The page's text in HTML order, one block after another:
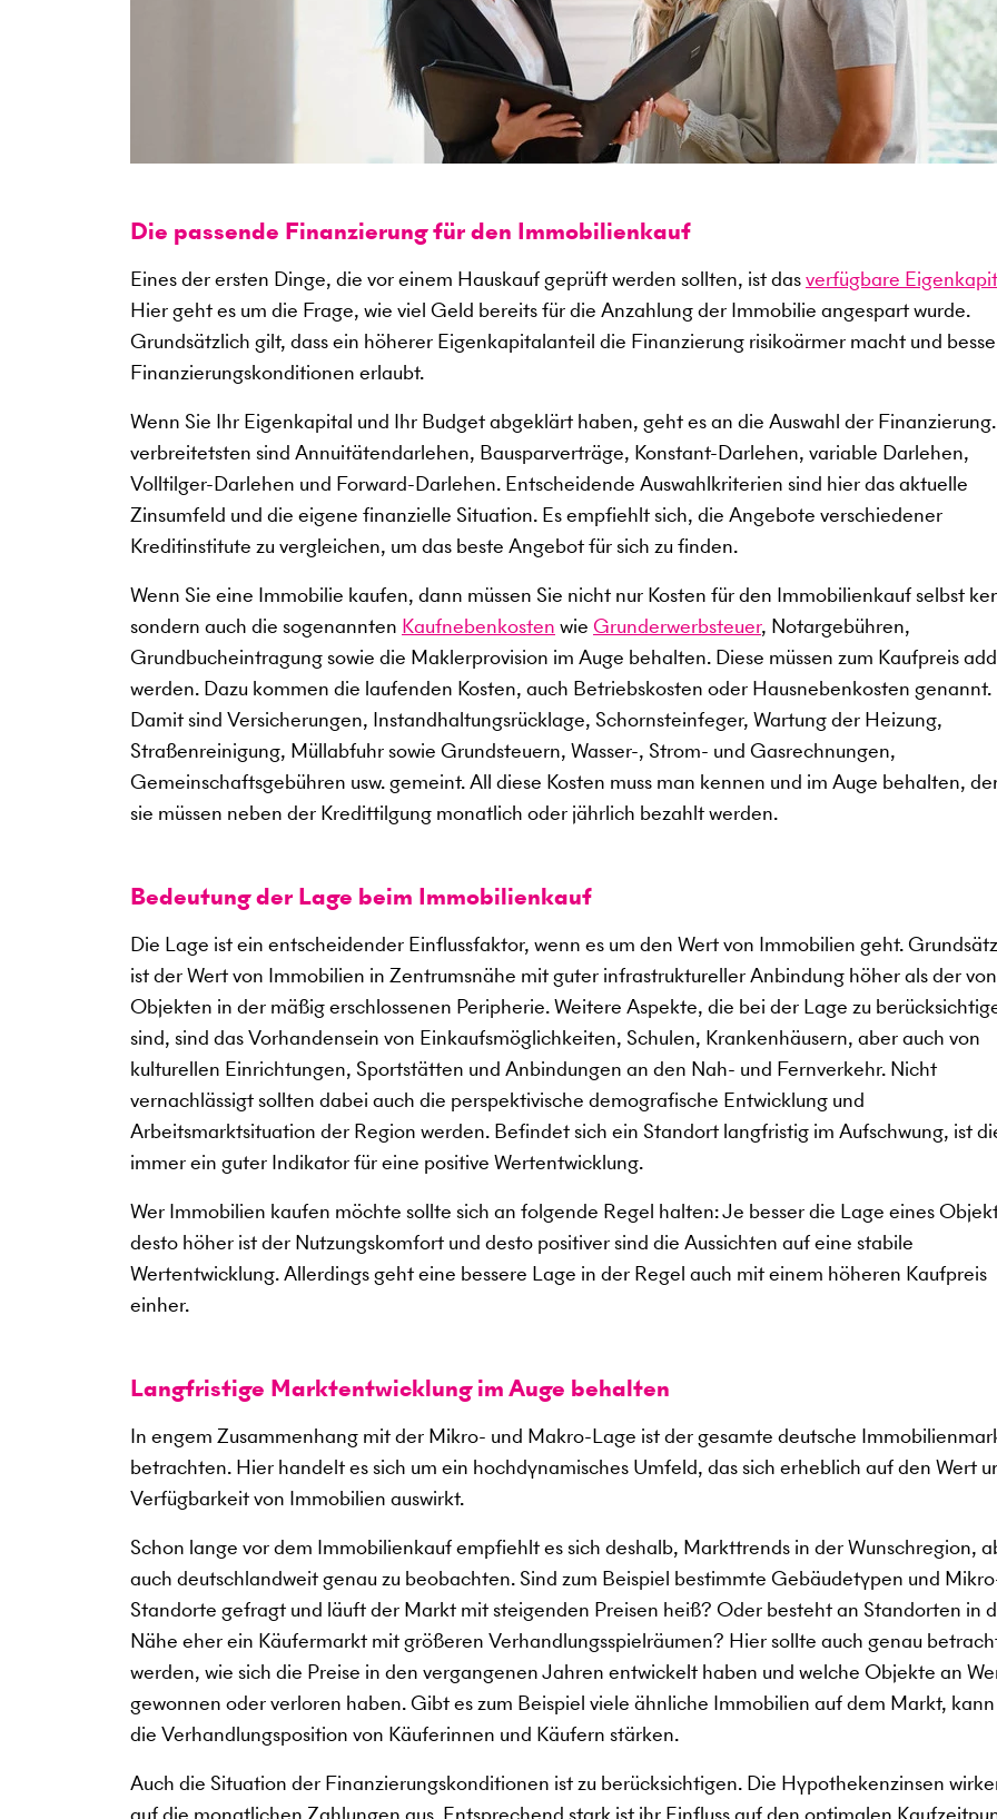
Die passende Finanzierung für den Immobilienkauf
Eines der ersten Dinge, die vor einem Hauskauf geprüft werden sollten, ist dasverfügbare
Hier geht es um die Frage, wie viel Geld bereits für die Anzahlung der Immobilie angespart wurde.
Grundsätzlich gilt, dass ein höherer Eigenkapitalanteil die Finanzierung risikoärmer macht und
Finanzierungskonditionen erlaubt.
Wenn Sie Ihr Eigenkapital und Ihr Budget abgeklärt haben, geht es an die Auswahl der
verbreitetsten sind Annuitätendarlehen, Bausparverträge, Konstant-Darlehen, variable Darlehen,
Volltilger-Darlehen und Forward-Darlehen. Entscheidende Auswahlkriterien sind hier das aktuelle
Zinsumfeld und die eigene finanzielle Situation. Es empfiehlt sich, die Angebote verschiedener
Kreditinstitute zu vergleichen, um das beste Angebot für sich zu finden.
Wenn Sie eine Immobilie kaufen, dann müssen Sie nicht nur Kosten für den Immobilienkauf selbst
sondern auch die sogenannten Kaufnebenkosten wie Grunderwerbsteuer, Notargebühren,
Grundbucheintragung sowie die Maklerprovision im Auge behalten. Diese müssen zum Kaufpreis
werden. Dazu kommen die laufenden Kosten, auch Betriebskosten oder Hausnebenkosten genannt.
Damit sind Versicherungen, Instandhaltungsrücklage, Schornsteinfeger, Wartung der Heizung,
Straßenreinigung, Müllabfuhr sowie Grundsteuern, Wasser-, Strom- und Gasrechnungen,
Gemeinschaftsgebühren usw. gemeint. All diese Kosten muss man kennen und im Auge behalten,
sie müssen neben der Kredittilgung monatlich oder jährlich bezahlt werden.
Bedeutung der Lage beim Immobilienkauf
Die Lage ist ein entscheidender Einflussfaktor, wenn es um den Wert von Immobilien geht.
ist der Wert von Immobilien in Zentrumsnähe mit guter infrastruktureller Anbindung höher als der von
Objekten in der mäßig erschlossenen Peripherie. Weitere Aspekte, die bei der Lage zu
sind, sind das Vorhandensein von Einkaufsmöglichkeiten, Schulen, Krankenhäusern, aber auch von
kulturellen Einrichtungen, Sportstätten und Anbindungen an den Nah- und Fernverkehr. Nicht
vernachlässigt sollten dabei auch die perspektivische demografische Entwicklung und
Arbeitsmarktsituation der Region werden. Befindet sich ein Standort langfristig im Aufschwung, ist
immer ein guter Indikator für eine positive Wertentwicklung.
Wer Immobilien kaufen möchte sollte sich an folgende Regel halten: Je besser die Lage eines
desto höher ist der Nutzungskomfort und desto positiver sind die Aussichten auf eine stabile
Wertentwicklung. Allerdings geht eine bessere Lage in der Regel auch mit einem höheren Kaufpreis
einher.
Langfristige Marktentwicklung im Auge behalten
In engem Zusammenhang mit der Mikro- und Makro-Lage ist der gesamte deutsche
betrachten. Hier handelt es sich um ein hochdynamisches Umfeld, das sich erheblich auf den Wert
Verfügbarkeit von Immobilien auswirkt.
Schon lange vor dem Immobilienkauf empfiehlt es sich deshalb, Markttrends in der Wunschregion,
auch deutschlandweit genau zu beobachten. Sind zum Beispiel bestimmte Gebäudetypen und
Standorte gefragt und läuft der Markt mit steigenden Preisen heiß? Oder besteht an Standorten in
Nähe eher ein Käufermarkt mit größeren Verhandlungsspielräumen? Hier sollte auch genau
werden, wie sich die Preise in den vergangenen Jahren entwickelt haben und welche Objekte an
gewonnen oder verloren haben. Gibt es zum Beispiel viele ähnliche Immobilien auf dem Markt,
die Verhandlungsposition von Käuferinnen und Käufern stärken.
Auch die Situation der Finanzierungskonditionen ist zu berücksichtigen. Die Hypothekenzinsen